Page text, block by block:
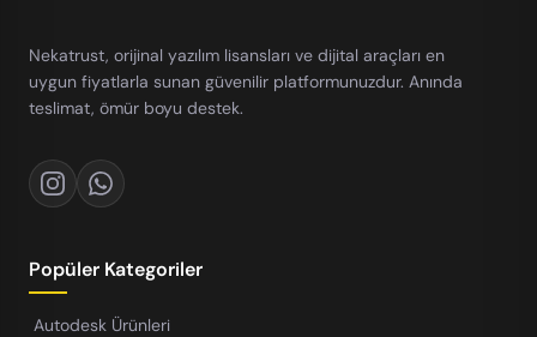
Nekatrust, orijinal yazılım lisansları ve dijital araçları en
uygun fiyatlarla sunan güvenilir platformunuzdur. Anında
teslimat, ömür boyu destek.
Popüler Kategoriler
Autodesk Ürünleri